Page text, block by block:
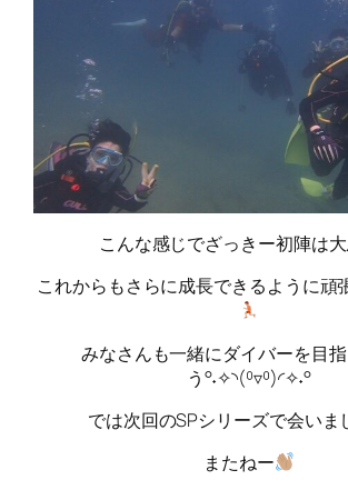
こんな感じでざっきー初陣は大
これからもさらに成長できるように頑
みなさんも一緒にダイバーを目
う°˖✧◝(⁰▿⁰)◜✧˖°
では次回のSPシリーズで会いま
またねー